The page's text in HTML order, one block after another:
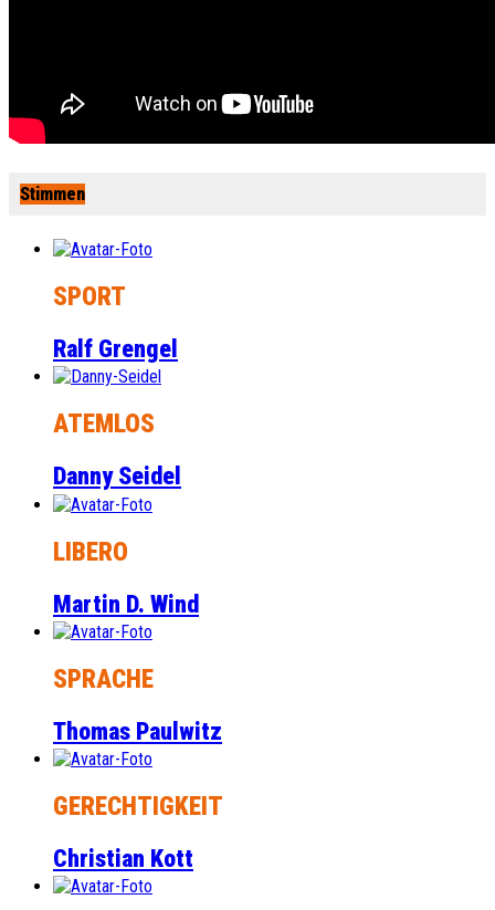
Stimmen
SPORT
Ralf Grengel
ATEMLOS
Danny Seidel
LIBERO
Martin D. Wind
SPRACHE
Thomas Paulwitz
GERECHTIGKEIT
Christian Kott